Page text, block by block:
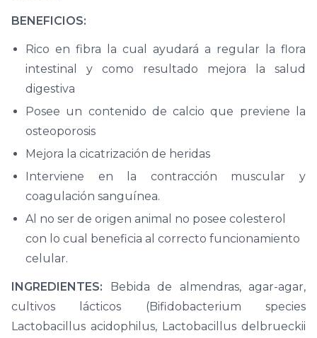
BENEFICIOS:
Rico en fibra la cual ayudará a regular la flora
intestinal y como resultado mejora la salud
digestiva
Posee un contenido de calcio que previene la
osteoporosis
Mejora la cicatrización de heridas
Interviene en la contracción muscular y
coagulación sanguínea.
Al no ser de origen animal no posee colesterol
con lo cual beneficia al correcto funcionamiento
celular.
INGREDIENTES: Bebida de almendras, agar-agar,
cultivos lácticos (Bifidobacterium species
Lactobacillus acidophilus, Lactobacillus delbrueckii